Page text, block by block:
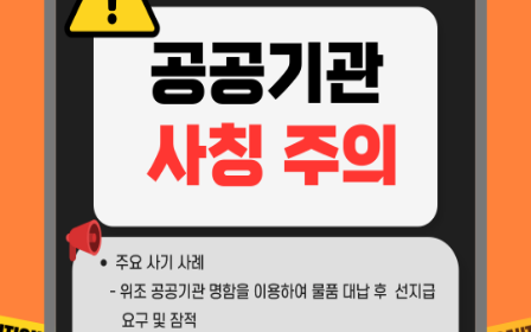
관광휴양
2026-07-31 경주시시설관리공단, 황남상가시장 문화관광형시장 육성사업단과 업무협약 체결
2026-07-31 경주시시설관리공단, 황남상가시장 문화관광형시장 육성사업단과 업무협약 체결
채용정보 입찰공고 공단소식